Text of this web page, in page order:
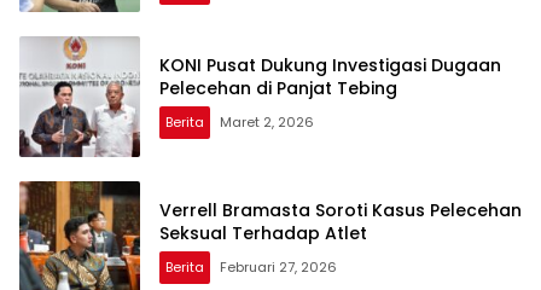
KONI Pusat Dukung Investigasi Dugaan
Pelecehan di Panjat Tebing
Berita Maret 2, 2026
Verrell Bramasta Soroti Kasus Pelecehan
Seksual Terhadap Atlet
Berita Februari 27, 2026